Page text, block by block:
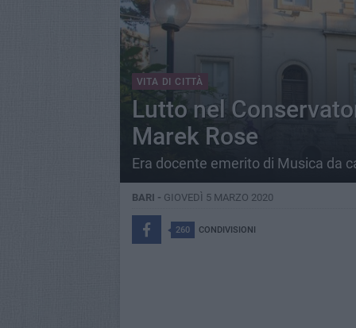
VITA DI CITTÀ
Lutto nel
Marek Rose
Era docente emerito di Musica da
BARI - GIOVEDÌ 5 MARZO 2020
260 CONDIVISIONI